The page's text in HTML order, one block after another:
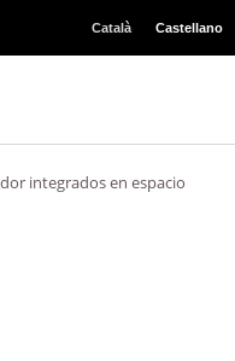
Català Castellano
integrados en espacio